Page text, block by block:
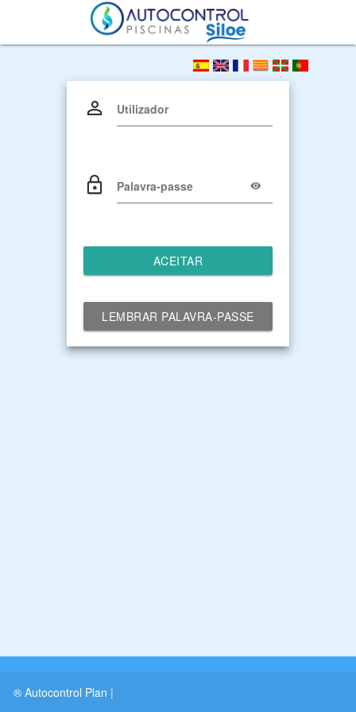
Utilizador
Palavra-passe
ACEITAR
LEMBRAR PALAVRA-PASSE
® Autocontrol Plan |